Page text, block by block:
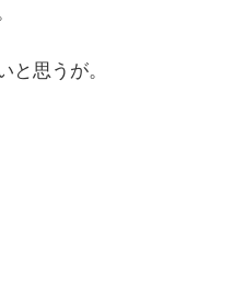
と思うが。